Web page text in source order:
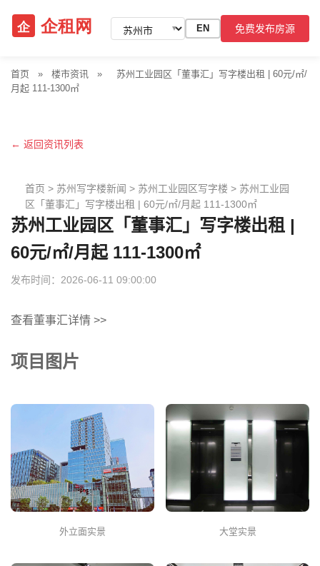
▼ EN 免费发布房源
首页 » 楼市资讯 »
苏州工业园区「董事汇」写字楼出租 | 60元/㎡/
月起 111-1300㎡
← 返回资讯列表
首页 > 苏州写字楼新闻 > 苏州工业园区写字楼 > 苏州工业园
区「董事汇」写字楼出租 | 60元/㎡/月起 111-1300㎡
苏州工业园区「董事汇」写字楼出租 |
60元/㎡/月起 111-1300㎡
发布时间：2026-06-11 09:00:00
查看董事汇详情 >>
项目图片
外立面实景 大堂实景